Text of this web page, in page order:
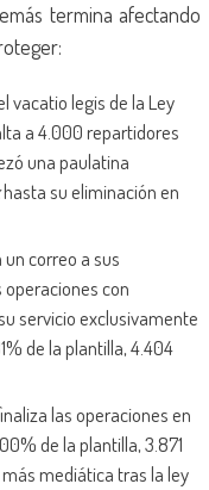
termina afectando
vacatio legis de la Ley
a 4.000 repartidores
una paulatina
hasta su eliminación en
un correo a sus
con
servicio exclusivamente
de la plantilla, 4.404
las operaciones en
de la plantilla, 3.871
mediática tras la ley